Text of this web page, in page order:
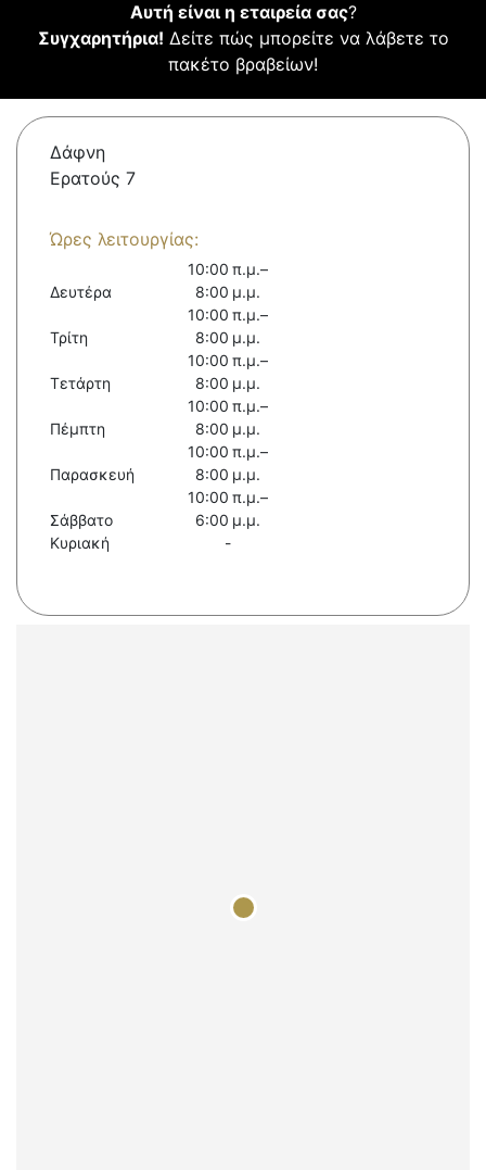
Αυτή είναι η εταιρεία σας?
Συγχαρητήρια! Δείτε πώς μπορείτε να λάβετε το
πακέτο βραβείων!
Δάφνη
Ερατούς 7
Ώρες λειτουργίας:
Δευτέρα
10:00 π.μ.–
8:00 μ.μ.
Τρίτη
10:00 π.μ.–
8:00 μ.μ.
Τετάρτη
10:00 π.μ.–
8:00 μ.μ.
Πέμπτη
10:00 π.μ.–
8:00 μ.μ.
Παρασκευή
10:00 π.μ.–
8:00 μ.μ.
Σάββατο
10:00 π.μ.–
6:00 μ.μ.
Κυριακή
-